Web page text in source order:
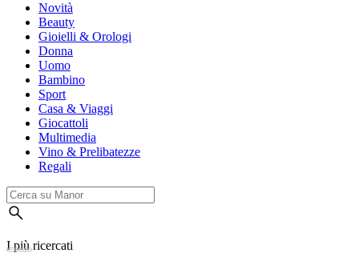
Novità
Beauty
Gioielli & Orologi
Donna
Uomo
Bambino
Sport
Casa & Viaggi
Giocattoli
Multimedia
Vino & Prelibatezze
Regali
I più ricercati